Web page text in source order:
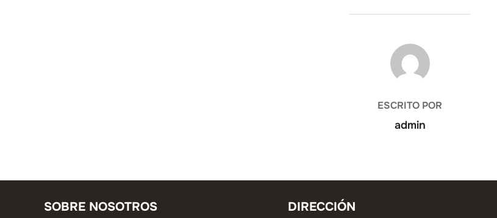
AUTOR DE LA ENTRADA
ESCRITO POR
admin
SOBRE NOSOTROS DIRECCIÓN